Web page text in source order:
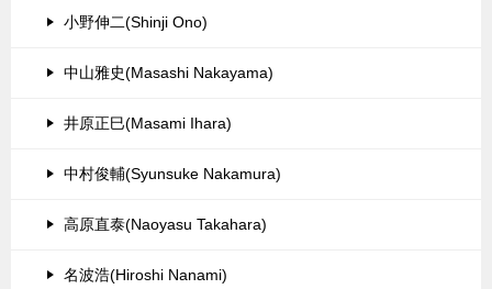
小野伸二(Shinji Ono)
中山雅史(Masashi Nakayama)
井原正巳(Masami Ihara)
中村俊輔(Syunsuke Nakamura)
高原直泰(Naoyasu Takahara)
名波浩(Hiroshi Nanami)